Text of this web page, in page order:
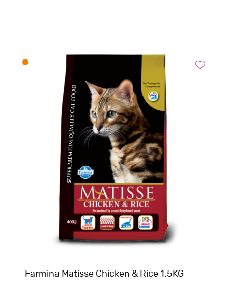
Farmina Matisse Chicken & Rice 1.5KG